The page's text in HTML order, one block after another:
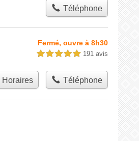
Téléphone
Fermé, ouvre à 8h30
5,0 étoiles sur 5 191 avis
Horaires Téléphone